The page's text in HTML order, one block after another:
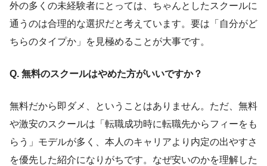
外の多くの未経験者にとっては、ちゃんとしたスクールに
通うのは合理的な選択だと考えています。要は「自分がど
ちらのタイプか」を見極めることが大事です。
Q. 無料のスクールはやめた方がいいですか？
無料だから即ダメ、ということはありません。ただ、無料
や激安のスクールは「転職成功時に転職先からフィーをも
らう」モデルが多く、本人のキャリアより内定の出やすさ
を優先した紹介になりがちです。なぜ安いのかを理解した